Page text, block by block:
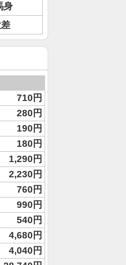
身
710円
280円
190円
180円
1,290円
2,230円
760円
990円
540円
4,680円
4,040円